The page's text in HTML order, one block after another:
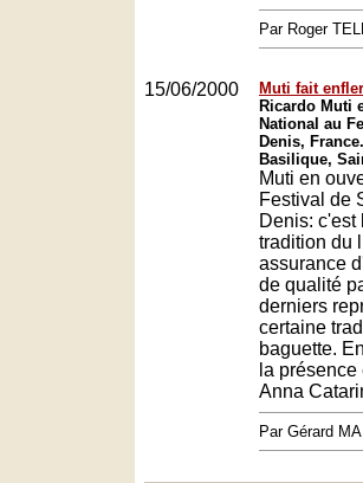
Par Roger
15/06/2000
Muti fait
Ricardo Muti
National au
Denis, France.
Basilique,
Muti en
Festival de
Denis: c'est
tradition du
assurance
de qualité
derniers
certaine
baguette.
la
Anna
Par Gérard